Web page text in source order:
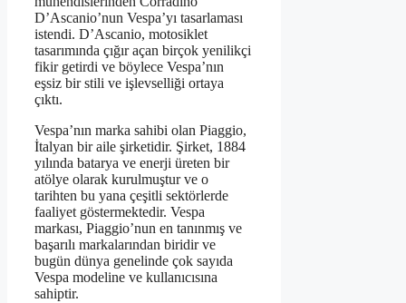
D’Ascanio’nun Vespa’yı tasarlaması
istendi. D’Ascanio, motosiklet
tasarımında çığır açan birçok yenilikçi
fikir getirdi ve böylece Vespa’nın
eşsiz bir stili ve işlevselliği ortaya
çıktı.
Vespa’nın marka sahibi olan Piaggio,
İtalyan bir aile şirketidir. Şirket, 1884
yılında batarya ve enerji üreten bir
atölye olarak kurulmuştur ve o
tarihten bu yana çeşitli sektörlerde
faaliyet göstermektedir. Vespa
markası, Piaggio’nun en tanınmış ve
başarılı markalarından biridir ve
bugün dünya genelinde çok sayıda
Vespa modeline ve kullanıcısına
sahiptir.